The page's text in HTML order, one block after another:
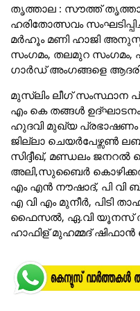
തൃത്താല : സൗത്ത് തൃത്താല
ഹരിതോത്സവം
മർഹൂം മണി ഹാജി
സംഗമം, തലമുറ സംഗമം,
ഗാർഡ് അംഗങ്ങളെ
മുസ്ലിം ലീഗ് സംസ്ഥാന
എം കെ തങ്ങൾ
ഹുദവി മുഖ്യ
ജില്ലാ ചെയർപേഴ്സൺ
സിദ്ദീഖ്, മണ്ഡലം ജനറൽ
അലി,സുബൈർ കൊഴിക്കര,
എം എൻ നൗഷാദ്, പി വി
എ വി എം മുനീർ, പിടി
ഫൈസൽ, ഏ.വി യൂനസ്
ഹാഫിള് മുഹമ്മദ് ഷിഫാൻ